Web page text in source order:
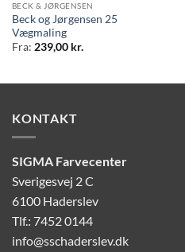
BECK & JØRGENSEN
Beck og Jørgensen 25
Vægmaling
Fra: 239,00 kr.
KONTAKT
SIGMA Farvecenter
Sverigesvej 2 C
6100 Haderslev
Tlf.: 7452 0144
info@sschaderslev.dk